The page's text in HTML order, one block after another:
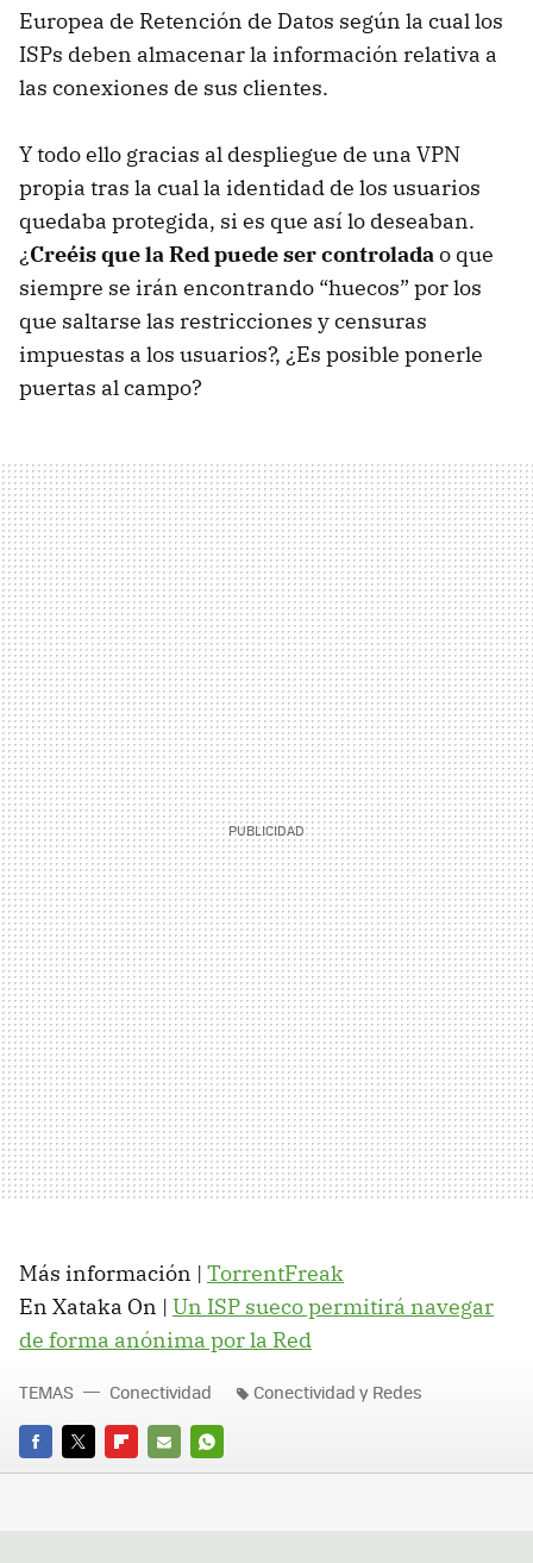
Europea de Retención de Datos según la cual los
ISPs deben almacenar la información relativa a
las conexiones de sus clientes.
Y todo ello gracias al despliegue de una VPN
propia tras la cual la identidad de los usuarios
quedaba protegida, si es que así lo deseaban.
¿Creéis que la Red puede ser controladao que
siempre se irán encontrando “huecos” por los
que saltarse las restricciones y censuras
impuestas a los usuarios?, ¿Es posible ponerle
puertas al campo?
Más información | TorrentFreak
En Xataka On | Un ISP sueco permitirá navegar
de forma anónima por la Red
FACEBOOK
TWITTERFLIPBOARD
E-
WHATSAPP
TEMAS Conectividad Conectividad y Redes